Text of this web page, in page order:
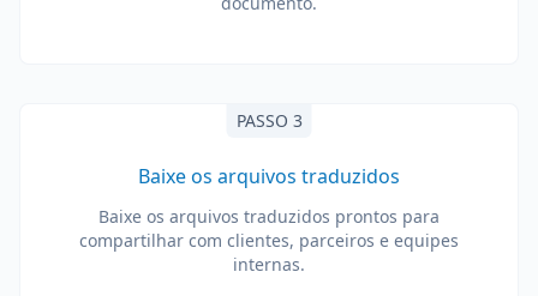
PASSO 3
Baixe os arquivos traduzidos
Baixe os arquivos traduzidos prontos para
compartilhar com clientes, parceiros e equipes
internas.